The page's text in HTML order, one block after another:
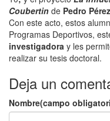
Coubertin de Pedro
Con este acto, estos
Programas Deportivos,
investigadora y les
realizar su tesis doctoral.
Deja un
Nombre(campo